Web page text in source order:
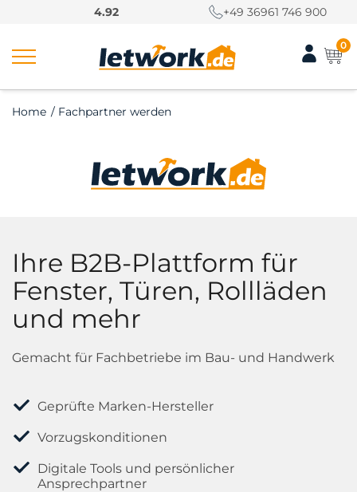
4.92 +49 36961 746 900
0
Home / Fachpartner werden
4.92 +49 36961 746 900
Ihre B2B-Plattform für
Fenster, Türen, Rollläden
und mehr
Gemacht für Fachbetriebe im Bau- und Handwerk
Geprüfte Marken-Hersteller
Vorzugskonditionen
Digitale Tools und persönlicher
Ansprechpartner